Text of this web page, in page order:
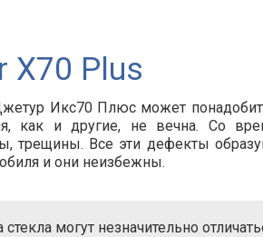
X70 Plus
Икс70 Плюс может
как и другие, не вечна. Со
трещины. Все эти дефекты
и они неизбежны.
могут незначительно